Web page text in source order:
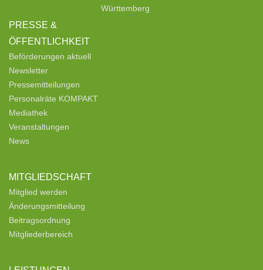
PRESSE &
ÖFFENTLICHKEIT
Beförderungen aktuell
Newsletter
Pressemitteilungen
Personalräte KOMPAKT
Mediathek
Veranstaltungen
News
MITGLIEDSCHAFT
Mitglied werden
Änderungsmitteilung
Beitragsordnung
Mitgliederbereich
Württemberg